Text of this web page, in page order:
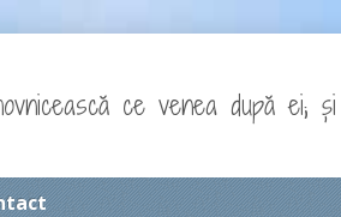
ce venea după ei;